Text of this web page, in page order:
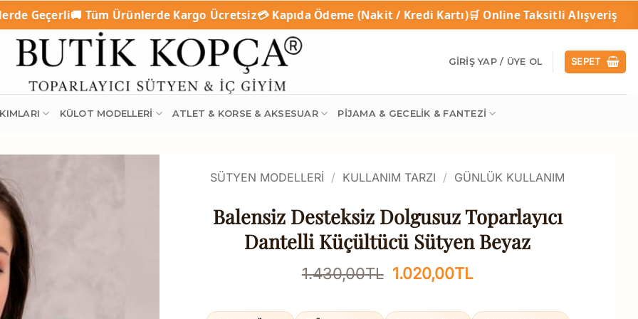
Ürünlerde Kargo Ücretsiz💳 Kapıda Ödeme (Nakit / Kredi Kartı)🛒 Online Taksitli Alışveriş 🎁 1 Alana
GIRIŞ YAP / ÜYE OL SEPET
KÜLOT MODELLERI ATLET & KORSE & AKSESUAR PIJAMA & GECELIK & FANTEZI
SÜTYEN MODELLERI / KULLANIM TARZI / GÜNLÜK KULLANIM
Balensiz Desteksiz Dolgusuz Toparlayıcı
Dantelli Küçültücü Sütyen Beyaz
1.430,00TL Orijinal
1.430,00TL.
1.020,00TLŞu
fiyat: